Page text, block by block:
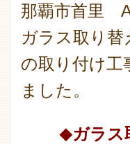
那覇市首里
ガラス取り替
の取り付け工
ました。
◆ガラス